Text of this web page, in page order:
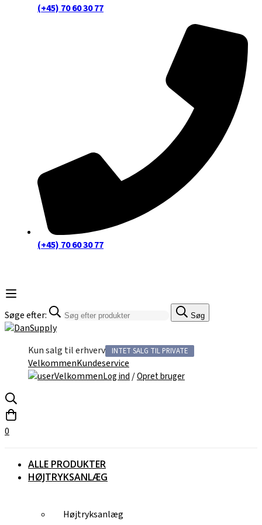
(+45) 70 60 30 77
(+45) 70 60 30 77
Søge efter: Søg
Kun salg til erhverv INTET SALG TIL PRIVATE
VelkommenKundeservice
VelkommenLog ind/Opret bruger
0
ALLE PRODUKTER
HØJTRYKSANLÆG
Højtryksanlæg